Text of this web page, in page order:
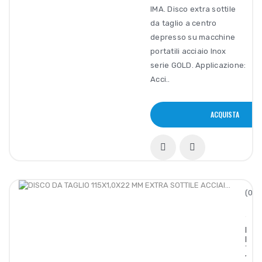
IMA. Disco extra sottile
da taglio a centro
depresso su macchine
portatili acciaio Inox
serie GOLD. Applicazione:
Acci..
ACQUISTA
(0/
DA